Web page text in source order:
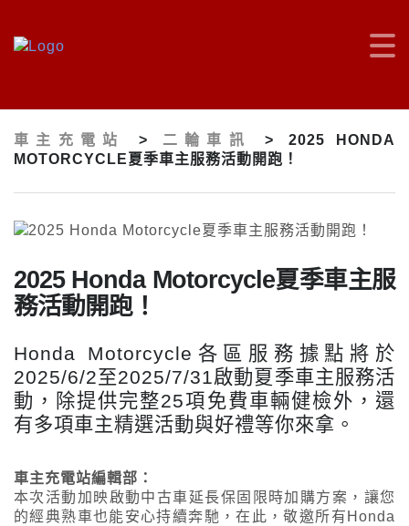
車主充電站 > 二輪車訊 >
2025 HONDA
MOTORCYCLE夏季車主服務活動開跑！
2025 Honda Motorcycle夏季車主服
務活動開跑！
Honda Motorcycle各區服務據點將於
2025/6/2至2025/7/31啟動夏季車主服務活
動，除提供完整25項免費車輛健檢外，還
有多項車主精選活動與好禮等你來拿。
車主充電站編輯部：
本次活動加映啟動中古車延長保固限時加購方案，讓您
的經典熟車也能安心持續奔馳，在此，敬邀所有Honda